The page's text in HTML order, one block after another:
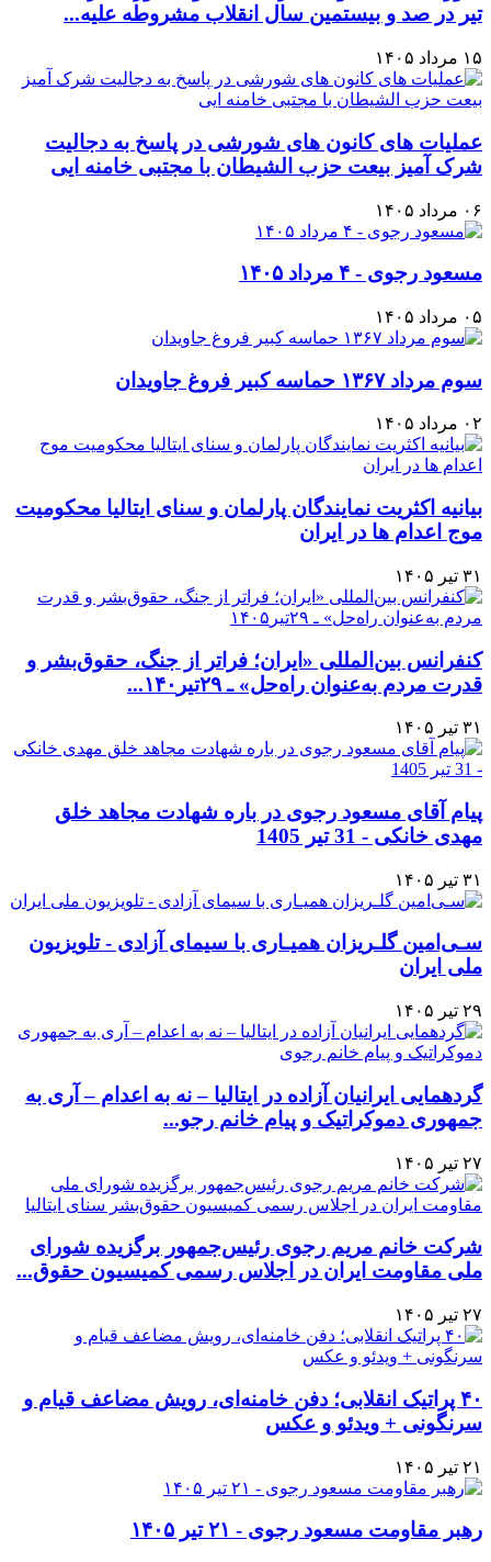
تیر در صد و بیستمین سال انقلاب مشروطه علیه...
۱۵ مرداد ۱۴۰۵
عملیات های کانون های شورشی در پاسخ به دجالیت
شرک آمیز بیعت حزب الشیطان با مجتبی خامنه ایی
۰۶ مرداد ۱۴۰۵
مسعود رجوی - ۴ مرداد ۱۴۰۵
۰۵ مرداد ۱۴۰۵
سوم مرداد ۱۳۶۷ حماسه کبیر فروغ جاویدان
۰۲ مرداد ۱۴۰۵
بیانیه اکثریت نمایندگان پارلمان و سنای ایتالیا محکومیت
موج اعدام ها در ایران
۳۱ تیر ۱۴۰۵
کنفرانس بین‌المللی «ایران؛ فراتر از جنگ، حقوق‌بشر و
قدرت مردم به‌عنوان راه‌حل» ـ ۲۹تیر۱۴۰...
۳۱ تیر ۱۴۰۵
پیام آقای مسعود رجوی در باره شهادت مجاهد خلق
مهدی خانکی - 31 تیر 1405
۳۱ تیر ۱۴۰۵
سـی‌امین گلـریزان همیـاری با سیمای آزادی - تلویزیون
ملی ایران
۲۹ تیر ۱۴۰۵
گردهمایی ایرانیان آزاده در ایتالیا – نه به اعدام – آری به
جمهوری دموکراتیک و پیام خانم رجو...
۲۷ تیر ۱۴۰۵
شرکت خانم مریم رجوی رئیس‌جمهور برگزیده شورای
ملی مقاومت ایران در اجلاس رسمی کمیسیون حقوق‌...
۲۷ تیر ۱۴۰۵
۴۰ پراتیک انقلابی؛ دفن خامنه‌ای، رویش مضاعف قیام و
سرنگونی + ویدئو و عکس
۲۱ تیر ۱۴۰۵
رهبر مقاومت مسعود رجوی - ۲۱ تیر ۱۴۰۵